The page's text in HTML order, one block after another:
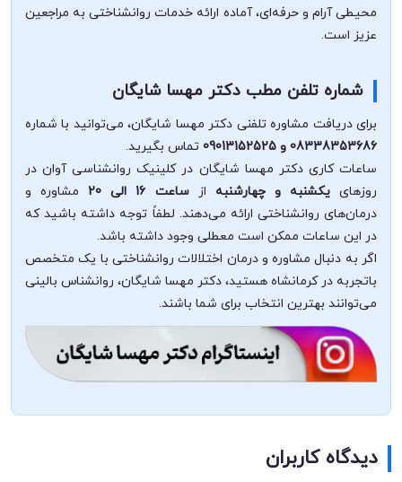
محیطی آرام و حرفه‌ای، آماده ارائه خدمات روانشناختی به مراجعین
عزیز است.
شماره تلفن مطب دکتر مهسا شایگان
برای دریافت مشاوره تلفنی دکتر مهسا شایگان، می‌توانید با شماره
08338353686 و 09013152525
تماس بگیرید.
ساعات کاری دکتر مهسا شایگان در کلینیک روانشناسی آوان در
روزهاییکشنبه و چهارشنبه ازساعت 16 الی 20
مشاوره و
درمان‌های روانشناختی ارائه می‌دهند. لطفاً توجه داشته باشید که
در این ساعات ممکن است معطلی وجود داشته باشد.
اگر به دنبال مشاوره و درمان اختلالات روانشناختی با یک متخصص
باتجربه در کرمانشاه هستید، دکتر مهسا شایگان، روانشناس بالینی
می‌توانند بهترین انتخاب برای شما باشند.
دیدگاه کاربران